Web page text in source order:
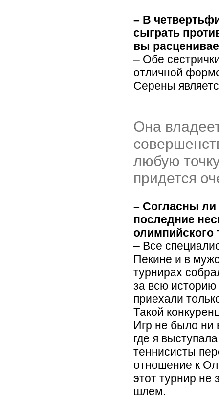
– В
сыграть
вы
– Обе
отличной
Серены
Она
любую
придется
– Согласны ли
последние
олимпийского
– Все
Пекине и в
турнирах
за всю
приехали
Такой
Игр не было ни
где я
теннисисты
отношение к
этот турнир
шлем.